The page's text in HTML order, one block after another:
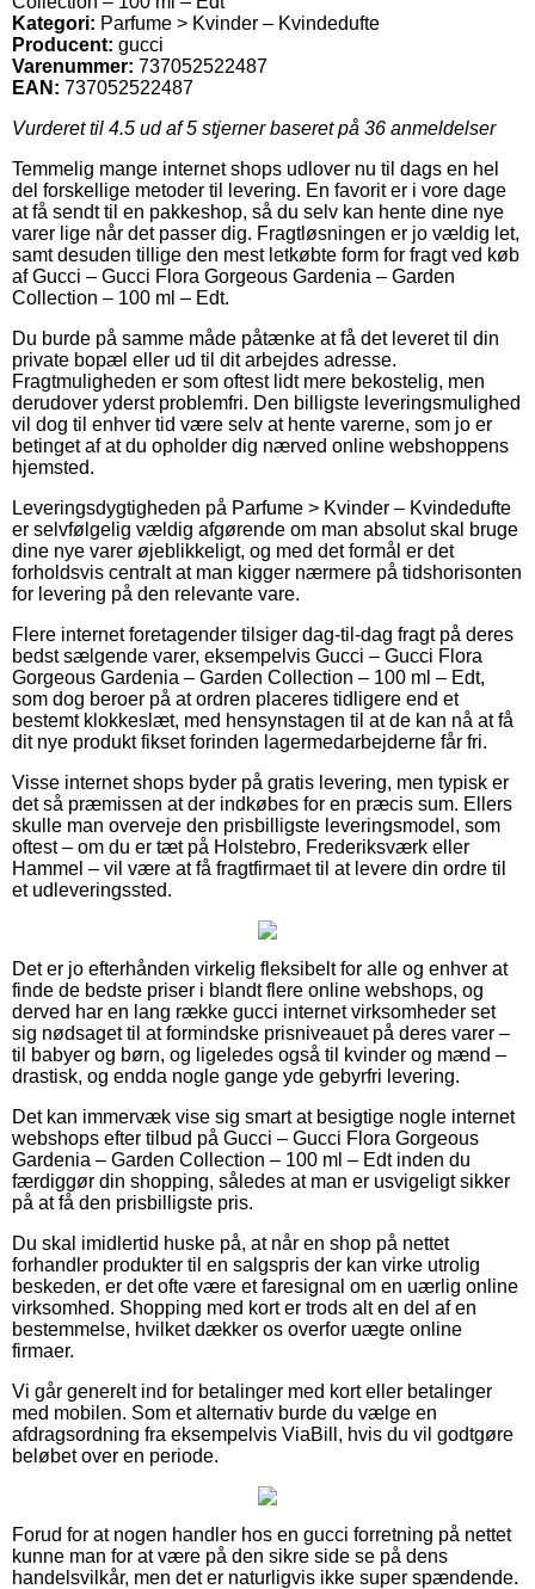
Kategori: Parfume > Kvinder – Kvindedufte
Producent: gucci
Varenummer: 737052522487
EAN: 737052522487
Vurderet til 4.5 ud af 5 stjerner baseret på 36 anmeldelser
Temmelig mange internet shops udlover nu til dags en hel
del forskellige metoder til levering. En favorit er i vore dage
at få sendt til en pakkeshop, så du selv kan hente dine nye
varer lige når det passer dig. Fragtløsningen er jo vældig let,
samt desuden tillige den mest letkøbte form for fragt ved køb
af Gucci – Gucci Flora Gorgeous Gardenia – Garden
Collection – 100 ml – Edt.
Du burde på samme måde påtænke at få det leveret til din
private bopæl eller ud til dit arbejdes adresse.
Fragtmuligheden er som oftest lidt mere bekostelig, men
derudover yderst problemfri. Den billigste leveringsmulighed
vil dog til enhver tid være selv at hente varerne, som jo er
betinget af at du opholder dig nærved online webshoppens
hjemsted.
Leveringsdygtigheden på Parfume > Kvinder – Kvindedufte
er selvfølgelig vældig afgørende om man absolut skal bruge
dine nye varer øjeblikkeligt, og med det formål er det
forholdsvis centralt at man kigger nærmere på tidshorisonten
for levering på den relevante vare.
Flere internet foretagender tilsiger dag-til-dag fragt på deres
bedst sælgende varer, eksempelvis Gucci – Gucci Flora
Gorgeous Gardenia – Garden Collection – 100 ml – Edt,
som dog beroer på at ordren placeres tidligere end et
bestemt klokkeslæt, med hensynstagen til at de kan nå at få
dit nye produkt fikset forinden lagermedarbejderne får fri.
Visse internet shops byder på gratis levering, men typisk er
det så præmissen at der indkøbes for en præcis sum. Ellers
skulle man overveje den prisbilligste leveringsmodel, som
oftest – om du er tæt på Holstebro, Frederiksværk eller
Hammel – vil være at få fragtfirmaet til at levere din ordre til
et udleveringssted.
Det er jo efterhånden virkelig fleksibelt for alle og enhver at
finde de bedste priser i blandt flere online webshops, og
derved har en lang række gucci internet virksomheder set
sig nødsaget til at formindske prisniveauet på deres varer –
til babyer og børn, og ligeledes også til kvinder og mænd –
drastisk, og endda nogle gange yde gebyrfri levering.
Det kan immervæk vise sig smart at besigtige nogle internet
webshops efter tilbud på Gucci – Gucci Flora Gorgeous
Gardenia – Garden Collection – 100 ml – Edt inden du
færdiggør din shopping, således at man er usvigeligt sikker
på at få den prisbilligste pris.
Du skal imidlertid huske på, at når en shop på nettet
forhandler produkter til en salgspris der kan virke utrolig
beskeden, er det ofte være et faresignal om en uærlig online
virksomhed. Shopping med kort er trods alt en del af en
bestemmelse, hvilket dækker os overfor uægte online
firmaer.
Vi går generelt ind for betalinger med kort eller betalinger
med mobilen. Som et alternativ burde du vælge en
afdragsordning fra eksempelvis ViaBill, hvis du vil godtgøre
beløbet over en periode.
Forud for at nogen handler hos en gucci forretning på nettet
kunne man for at være på den sikre side se på dens
handelsvilkår, men det er naturligvis ikke super spændende.